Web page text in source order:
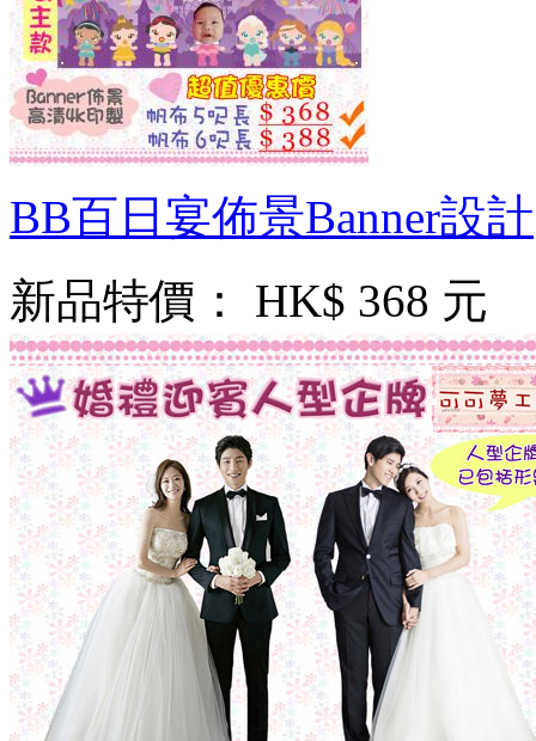
BB百日宴佈景Banner設計
新品特價：
HK$ 368 元